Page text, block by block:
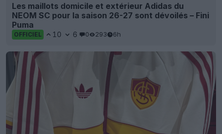
Les maillots domicile et extérieur Adidas du
NEOM SC pour la saison 26-27 sont dévoilés – Fini
Puma
OFFICIEL 10 6 0 293 6h